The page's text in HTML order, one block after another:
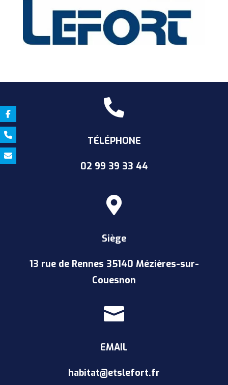

TÉLÉPHONE
02 99 39 33 44

Siège
13 rue de Rennes 35140 Mézières-sur-
Couesnon

EMAIL
habitat@etslefort.fr